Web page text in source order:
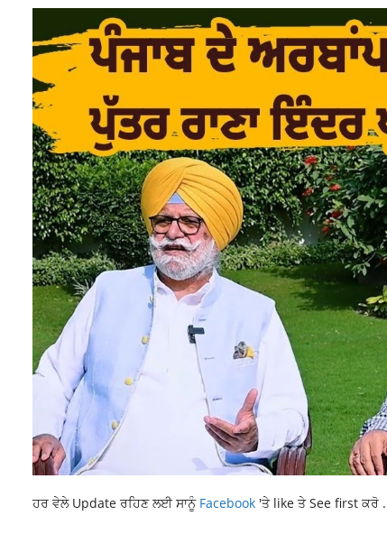
ਹਰ ਵੇਲੇ Update ਰਹਿਣ ਲਈ ਸਾਨੂੰ Facebook 'ਤੇ like ਤੇ See first ਕਰੋ .